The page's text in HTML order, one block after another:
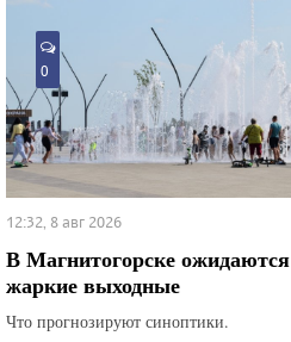
0
12:32, 8 авг 2026
В Магнитогорске ожидаются
жаркие выходные
Что прогнозируют синоптики.